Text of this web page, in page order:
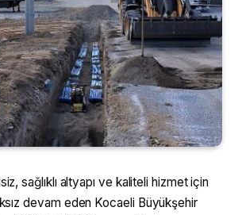
sağlıklı altyapı ve kaliteli hizmet için
devam eden Kocaeli Büyükşehir